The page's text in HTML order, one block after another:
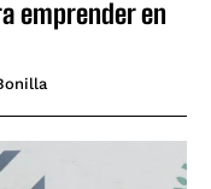
emprender en